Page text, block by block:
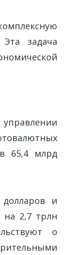
задача
в 65,4 млрд
и
на 2,7 трлн
о